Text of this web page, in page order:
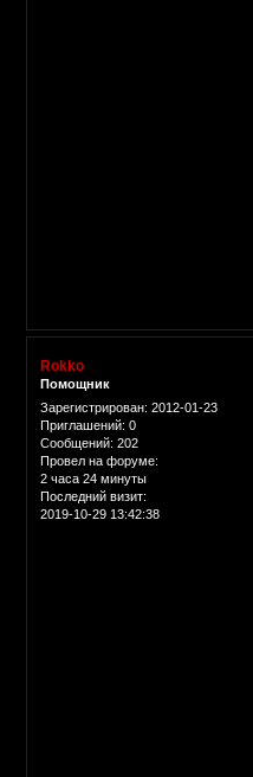
Rokko
Помощник
Зарегистрирован: 2012-01-23
Приглашений: 0
Сообщений: 202
Провел на форуме:
2 часа 24 минуты
Последний визит:
2019-10-29 13:42:38